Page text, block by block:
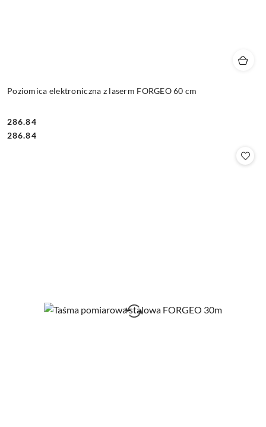
Poziomica elektroniczna z laserm FORGEO 60 cm
Cena:
286.84
Cena:
286.84